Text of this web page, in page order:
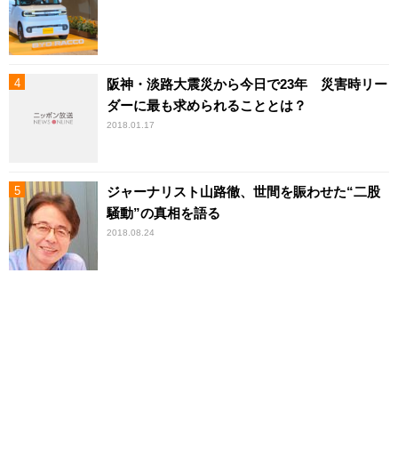
阪神・淡路大震災から今日で23年 災害時リー
ダーに最も求められることとは？
2018.01.17
ジャーナリスト山路徹、世間を賑わせた“二股
騒動”の真相を語る
2018.08.24